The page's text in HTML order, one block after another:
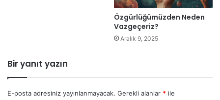
Duygusal Manipülasyon
Özgürlüğümüzden Neden
Vazgeçeriz?
Aralık 9, 2025
Bir yanıt yazın
E-posta adresiniz yayınlanmayacak. Gerekli alanlar * ile